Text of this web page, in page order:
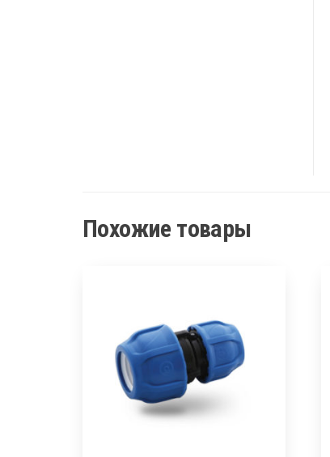
Похожие товары